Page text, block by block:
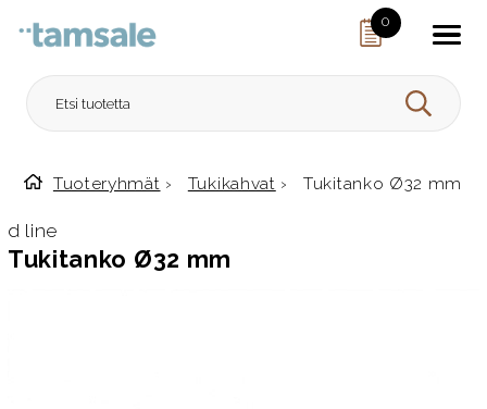
0
HAE
Etusivulle
Tuoteryhmät › Tukikahvat › Tukitanko Ø32 mm
d line
Tukitanko Ø32 mm